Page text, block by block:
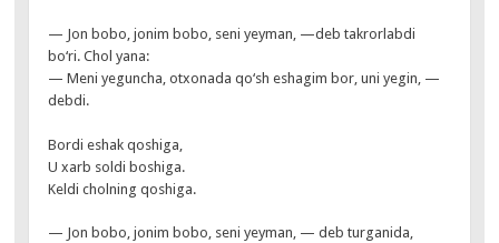
— Jon bobo, jonim bobo, seni yeyman, —deb takrorlabdi
bo‘ri. Chol yana:
— Meni yeguncha, otxonada qo‘sh eshagim bor, uni yegin, —
debdi.
Bordi eshak qoshiga,
U xarb soldi boshiga.
Keldi cholning qoshiga.
— Jon bobo, jonim bobo, seni yeyman, — deb turganida,